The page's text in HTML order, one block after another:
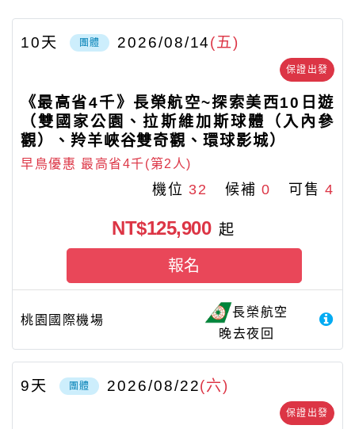
保證出發
團體 2026/08/14(五)
10天
《最高省4千》長榮航空~探索美西10日遊
（雙國家公園、拉斯維加斯球體（入內參
觀）、羚羊峽谷雙奇觀、環球影城）
機位 32 候補0 可售4
早鳥優惠 最高省4千(第2人)
桃園國際機場
長榮航空
晚去夜回
NT$125,900 起
報名
保證出發
團體 2026/08/22(六)
9天